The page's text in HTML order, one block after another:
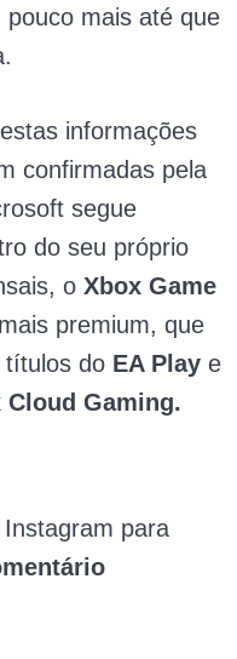
mais até que
informações
confirmadas pela
segue
do seu próprio
o Xbox Game
premium, que
títulos do EA Play e
Cloud Gaming.
Instagram para